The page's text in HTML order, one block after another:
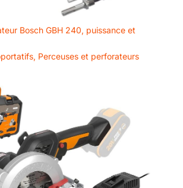
Bosch GBH 240, puissance et
, Perceuses et perforateurs